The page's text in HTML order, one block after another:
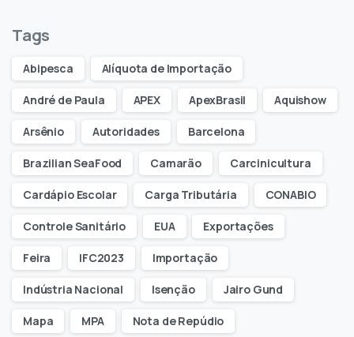
Tags
Abipesca Alíquota de Importação
André de Paula APEX ApexBrasil Aquishow
Arsênio Autoridades Barcelona
Brazilian SeaFood Camarão Carcinicultura
Cardápio Escolar Carga Tributária CONABIO
Controle Sanitário EUA Exportações
Feira IFC2023 Importação
Indústria Nacional Isenção Jairo Gund
Mapa MPA Nota de Repúdio